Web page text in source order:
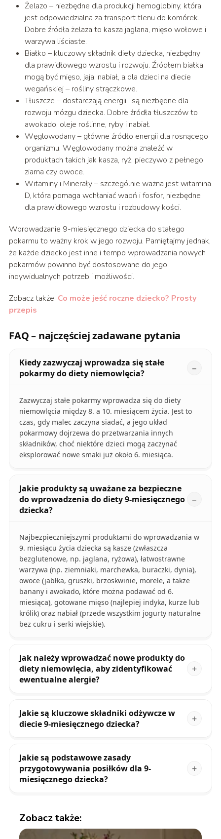
Żelazo – niezbędne dla produkcji hemoglobiny, która
jest odpowiedzialna za transport tlenu do komórek.
Dobre źródła żelaza to kasza jaglana, mięso wołowe i
warzywa liściaste.
Białko – kluczowy składnik diety dziecka, niezbędny
dla prawidłowego wzrostu i rozwoju. Źródłem białka
mogą być mięso, jaja, nabiał, a dla dzieci na diecie
wegańskiej – rośliny strączkowe.
Tłuszcze – dostarczają energii i są niezbędne dla
rozwoju mózgu dziecka. Dobre źródła tłuszczów to
awokado, oleje roślinne, ryby i nabiał.
Węglowodany – główne źródło energii dla rosnącego
organizmu. Węglowodany można znaleźć w
produktach takich jak kasza, ryż, pieczywo z pełnego
ziarna czy owoce.
Witaminy i Minerały – szczególnie ważna jest witamina
D, która pomaga wchłaniać wapń i fosfor, niezbędne
dla prawidłowego wzrostu i rozbudowy kości.
Wprowadzanie 9-miesięcznego dziecka do stałego
pokarmu to ważny krok w jego rozwoju. Pamiętajmy jednak,
że każde dziecko jest inne i tempo wprowadzania nowych
pokarmów powinno być dostosowane do jego
indywidualnych potrzeb i możliwości.
Zobacz także: Co może jeść roczne dziecko? Prosty
przepis
FAQ – najczęściej zadawane pytania
Kiedy zazwyczaj wprowadza się stałe
pokarmy do diety niemowlęcia?
Zazwyczaj stałe pokarmy wprowadza się do diety
niemowlęcia między 8. a 10. miesiącem życia. Jest to
czas, gdy malec zaczyna siadać, a jego układ
pokarmowy dojrzewa do przetwarzania innych
składników, choć niektóre dzieci mogą zaczynać
eksplorować nowe smaki już około 6. miesiąca.
Jakie produkty są uważane za bezpieczne
do wprowadzenia do diety 9-miesięcznego
dziecka?
Najbezpieczniejszymi produktami do wprowadzania w
9. miesiącu życia dziecka są kasze (zwłaszcza
bezglutenowe, np. jaglana, ryżowa), łatwostrawne
warzywa (np. ziemniaki, marchewka, buraczki, dynia),
owoce (jabłka, gruszki, brzoskwinie, morele, a także
banany i awokado, które można podawać od 6.
miesiąca), gotowane mięso (najlepiej indyka, kurze lub
królik) oraz nabiał (przede wszystkim jogurty naturalne
bez cukru i serki wiejskie).
Jak należy wprowadzać nowe produkty do
diety niemowlęcia, aby zidentyfikować
ewentualne alergie?
Jakie są kluczowe składniki odżywcze w
diecie 9-miesięcznego dziecka?
Jakie są podstawowe zasady
przygotowywania posiłków dla 9-
miesięcznego dziecka?
Zobacz także: